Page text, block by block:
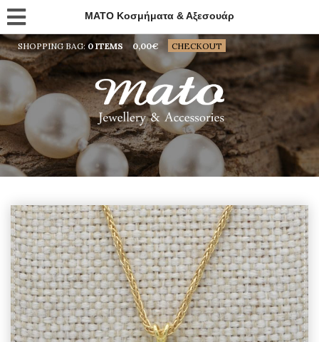
MATO Κοσμήματα & Αξεσουάρ
SHOPPING BAG: 0 ITEMS 0,00€ CHECKOUT